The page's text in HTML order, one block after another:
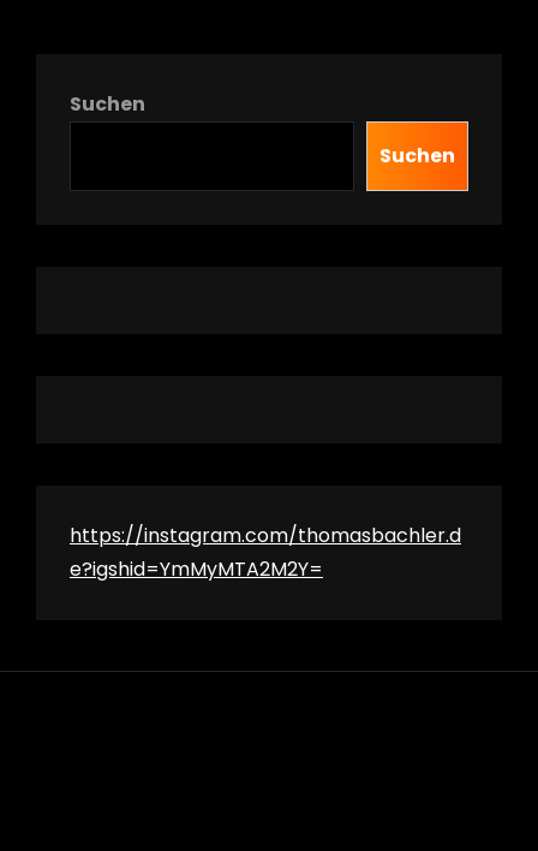
Suchen
Suchen
https://instagram.com/thomasbachler.d
e?igshid=YmMyMTA2M2Y=